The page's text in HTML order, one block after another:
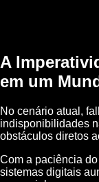
A
em um
No cenário atual,
indisponibilidades
obstáculos diretos
Com a paciência
sistemas digitais